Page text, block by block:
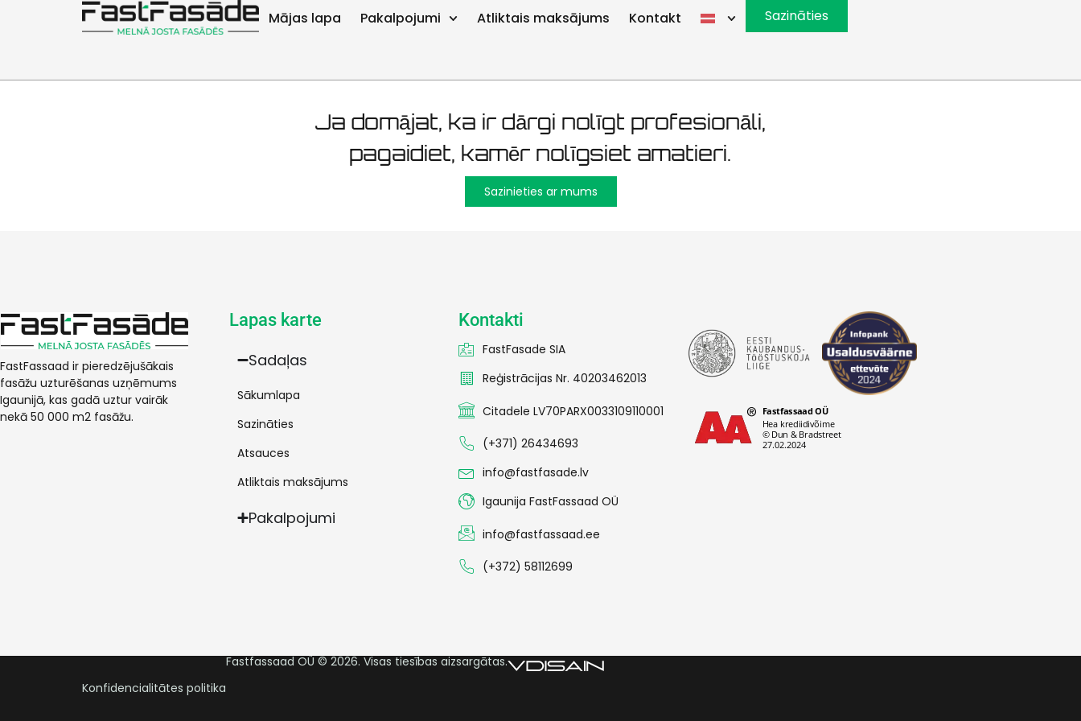
Mājas lapa Pakalpojumi Atliktais maksājums Kontakt Sazināties
Fasāžu uzturēšana 1000m2
Ja domājat, ka ir dārgi nolīgt profesionāli,
pagaidiet, kamēr nolīgsiet amatieri.
Sazinieties ar mums
FastFassaad ir pieredzējušākais
fasāžu uzturēšanas uzņēmums
Igaunijā, kas gadā uztur vairāk
nekā 50 000 m2 fasāžu.
Lapas karte
Sadaļas
Sākumlapa
Sazināties
Atsauces
Atliktais maksājums
Pakalpojumi
Kontakti
FastFasade SIA
Reģistrācijas Nr. 40203462013
Citadele LV70PARX0033109110001
(+371) 26434693
info@fastfasade.lv
Igaunija FastFassaad OÜ
info@fastfassaad.ee
(+372) 58112699
Konfidencialitātes politika
Fastfassaad OÜ © 2026. Visas tiesības aizsargātas.